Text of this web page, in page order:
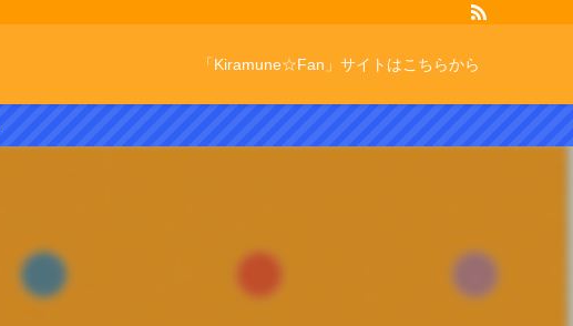
「Kiramune☆Fan」サイトはこちらから